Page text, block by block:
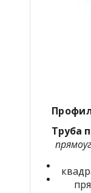
Труба